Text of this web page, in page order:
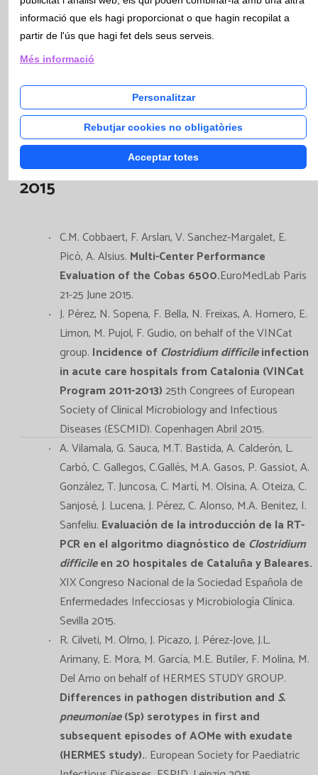
Enllaç poster
Altres Comunicacions presentades
2015
C.M. Cobbaert, F. Arslan, V. Sanchez-Margalet, E.
Picó, A. Alsius. Multi-Center Performance
Evaluation of the Cobas 6500.EuroMedLab Paris
21-25 June 2015.
J. Pérez, N. Sopena, F. Bella, N. Freixas, A. Homero, E.
Limon, M. Pujol, F. Gudio, on behalf of the VINCat
group. Incidence ofClostridium difficileinfection
in acute care hospitals from Catalonia (VINCat
Program 2011-2013)25th Congrees of European
Society of Clinical Microbiology and Infectious
Diseases (ESCMID). Copenhagen Abril 2015.
A. Vilamala, G. Sauca, M.T. Bastida, A. Calderón, L.
Carbó, C. Gallegos, C.Gallés, M.A. Gasos, P. Gassiot, A.
González, T. Juncosa, C. Martí, M. Olsina, A. Oteiza, C.
Sanjosé, J. Lucena, J. Pérez, C. Alonso, M.A. Benitez, I.
Sanfeliu. Evaluación de la introducción de la RT-
PCR en el algoritmo diagnóstico de Clostridium
difficileen 20 hospitales de Cataluña y Baleares.
XIX Congreso Nacional de la Sociedad Española de
Enfermedades Infecciosas y Microbiología Clínica.
Sevilla 2015.
R. Cilveti, M. Olmo, J. Picazo, J. Pérez-Jove, J.L.
Arimany, E. Mora, M. García, M.E. Butiler, F. Molina, M.
Del Amo on behalf of HERMES STUDY GROUP.
Differences in pathogen distribution and S.
pneumoniae(Sp) serotypes in first and
subsequent episodes of AOMe with exudate
(HERMES study).. European Society for Paediatric
informació que els hagi proporcionat o que hagin recopilat a
partir de l'ús que hagi fet dels seus serveis.
Més informació
Personalitzar
Rebutjar cookies no obligatòries
Acceptar totes